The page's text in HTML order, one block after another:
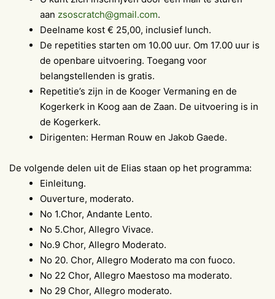
aan zsoscratch@gmail.com.
Deelname kost € 25,00, inclusief lunch.
De repetities starten om 10.00 uur. Om 17.00 uur is
de openbare uitvoering. Toegang voor
belangstellenden is gratis.
Repetitie’s zijn in de Kooger Vermaning en de
Kogerkerk in Koog aan de Zaan. De uitvoering is in
de Kogerkerk.
Dirigenten: Herman Rouw en Jakob Gaede.
De volgende delen uit de Elias staan op het programma:
Einleitung.
Ouverture, moderato.
No 1.Chor, Andante Lento.
No 5.Chor, Allegro Vivace.
No.9 Chor, Allegro Moderato.
No 20. Chor, Allegro Moderato ma con fuoco.
No 22 Chor, Allegro Maestoso ma moderato.
No 29 Chor, Allegro moderato.